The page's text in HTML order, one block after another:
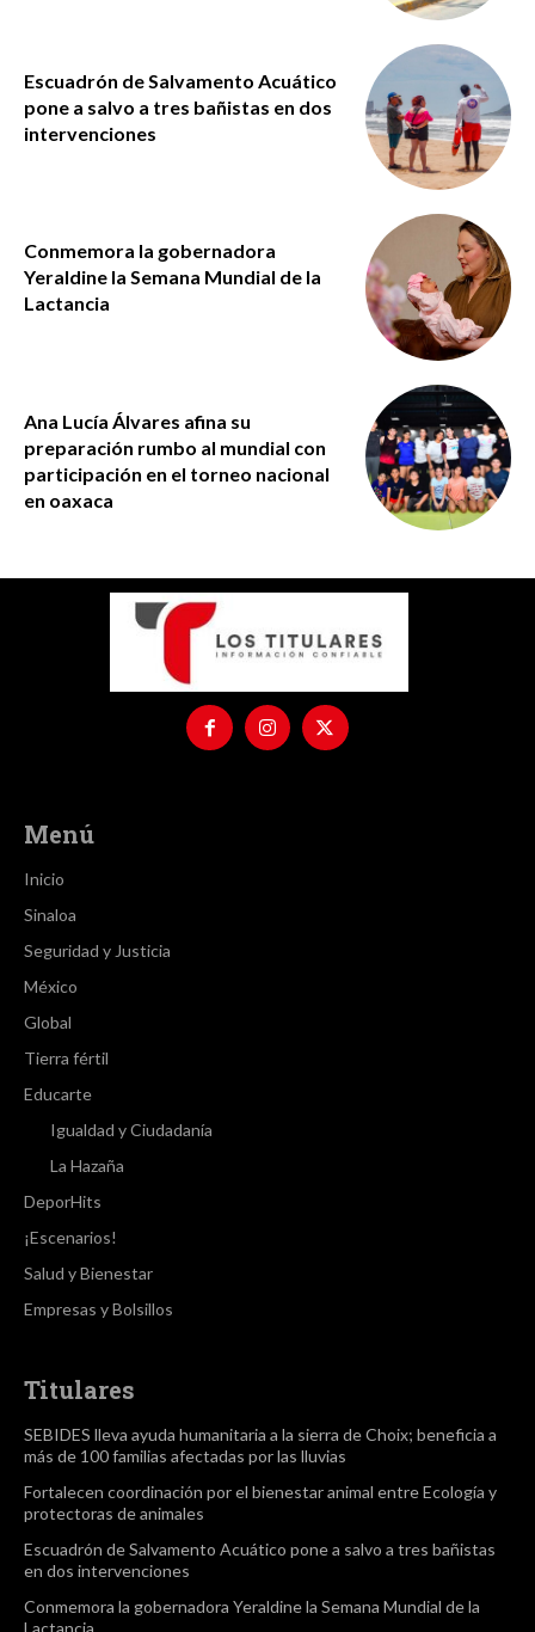
Escuadrón de Salvamento Acuático
pone a salvo a tres bañistas en dos
intervenciones
Conmemora la gobernadora
Yeraldine la Semana Mundial de la
Lactancia
Ana Lucía Álvares afina su
preparación rumbo al mundial con
participación en el torneo nacional
en oaxaca
Menú
Inicio
Sinaloa
Seguridad y Justicia
México
Global
Tierra fértil
Educarte
Igualdad y Ciudadanía
La Hazaña
DeporHits
¡Escenarios!
Salud y Bienestar
Empresas y Bolsillos
Titulares
SEBIDES lleva ayuda humanitaria a la sierra de Choix; beneficia a
más de 100 familias afectadas por las lluvias
Fortalecen coordinación por el bienestar animal entre Ecología y
protectoras de animales
Escuadrón de Salvamento Acuático pone a salvo a tres bañistas
en dos intervenciones
Conmemora la gobernadora Yeraldine la Semana Mundial de la